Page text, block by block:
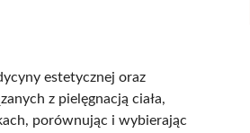
estetycznej oraz
z pielęgnacją ciała,
porównując i wybierając